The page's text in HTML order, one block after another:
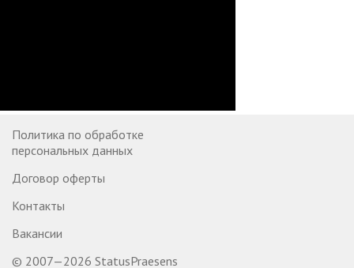
Политика по обработке
персональных данных
Договор оферты
Контакты
Вакансии
© 2007—2026 StatusPraesens